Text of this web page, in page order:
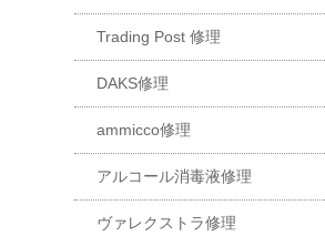
Trading Post 修理
DAKS修理
ammicco修理
アルコール消毒液修理
ヴァレクストラ修理